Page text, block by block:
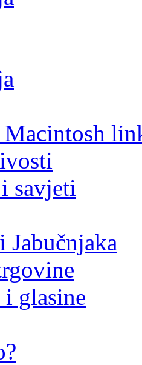
Macintosh
savjeti
Jabučnjaka
glasine